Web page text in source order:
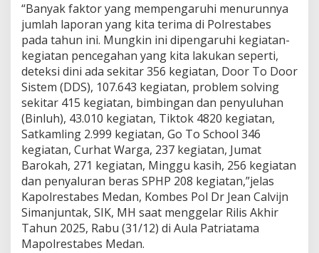
“Banyak faktor yang mempengaruhi menurunnya
jumlah laporan yang kita terima di Polrestabes
pada tahun ini. Mungkin ini dipengaruhi kegiatan-
kegiatan pencegahan yang kita lakukan seperti,
deteksi dini ada sekitar 356 kegiatan, Door To Door
Sistem (DDS), 107.643 kegiatan, problem solving
sekitar 415 kegiatan, bimbingan dan penyuluhan
(Binluh), 43.010 kegiatan, Tiktok 4820 kegiatan,
Satkamling 2.999 kegiatan, Go To School 346
kegiatan, Curhat Warga, 237 kegiatan, Jumat
Barokah, 271 kegiatan, Minggu kasih, 256 kegiatan
dan penyaluran beras SPHP 208 kegiatan,”jelas
Kapolrestabes Medan, Kombes Pol Dr Jean Calvijn
Simanjuntak, SIK, MH saat menggelar Rilis Akhir
Tahun 2025, Rabu (31/12) di Aula Patriatama
Mapolrestabes Medan.